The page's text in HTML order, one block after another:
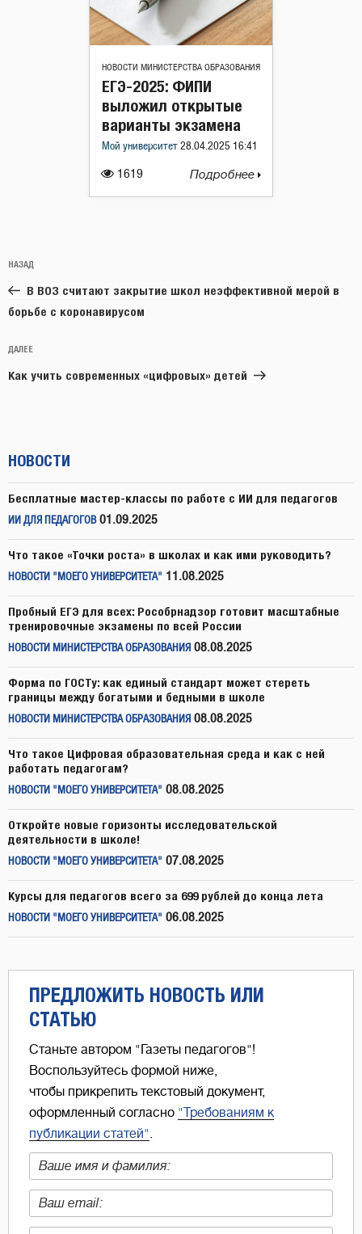
НОВОСТИ МИНИСТЕРСТВА ОБРАЗОВАНИЯ
1619
ЕГЭ-2025: ФИПИ
выложил открытые
варианты экзамена
Мой университет 28.04.2025 16:41
Подробнее
по
записям
Предыдущая
запись:
НАЗАД
В ВОЗ считают закрытие школ неэффективной мерой в
борьбе с коронавирусом
Следующая
запись
ДАЛЕЕ
Как учить современных «цифровых» детей
НОВОСТИ
Бесплатные мастер-классы по работе с ИИ для педагогов
ИИ ДЛЯ ПЕДАГОГОВ 01.09.2025
Что такое «Точки роста» в школах и как ими руководить?
НОВОСТИ "МОЕГО УНИВЕРСИТЕТА" 11.08.2025
Пробный ЕГЭ для всех: Рособрнадзор готовит масштабные
тренировочные экзамены по всей России
НОВОСТИ МИНИСТЕРСТВА ОБРАЗОВАНИЯ 08.08.2025
Форма по ГОСТу: как единый стандарт может стереть
границы между богатыми и бедными в школе
НОВОСТИ МИНИСТЕРСТВА ОБРАЗОВАНИЯ 08.08.2025
Что такое Цифровая образовательная среда и как с ней
работать педагогам?
НОВОСТИ "МОЕГО УНИВЕРСИТЕТА" 08.08.2025
Откройте новые горизонты исследовательской
деятельности в школе!
НОВОСТИ "МОЕГО УНИВЕРСИТЕТА" 07.08.2025
Курсы для педагогов всего за 699 рублей до конца лета
НОВОСТИ "МОЕГО УНИВЕРСИТЕТА" 06.08.2025
ПРЕДЛОЖИТЬ НОВОСТЬ ИЛИ
СТАТЬЮ
Станьте автором "Газеты педагогов"!
Воспользуйтесь формой ниже,
чтобы прикрепить текстовый документ,
оформленный согласно "Требованиям к
публикации статей"